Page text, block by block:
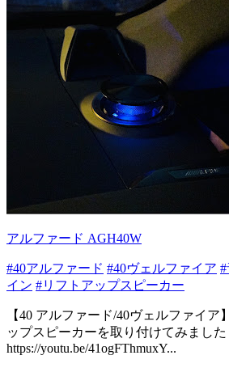
アルファード AGH40W
#40アルファード #40ヴェルファイア
イン #リフトアップスピーカー
【40 アルファード/40ヴェルファイア
ップスピーカーを取り付けてみました
https://youtu.be/41ogFThmuxY...